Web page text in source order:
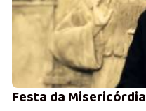
Festa da Misericórdia